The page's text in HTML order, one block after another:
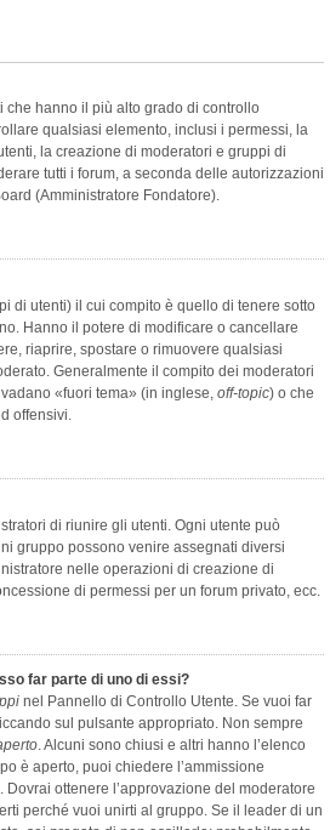
che hanno il più alto grado di controllo
qualsiasi elemento, inclusi i permessi, la
la creazione di moderatori e gruppi di
tutti i forum, a seconda delle autorizzazioni
(Amministratore Fondatore).
di utenti) il cui compito è quello di tenere sotto
Hanno il potere di modificare o cancellare
riaprire, spostare o rimuovere qualsiasi
Generalmente il compito dei moderatori
«fuori tema» (in inglese, off-topic) o che
offensivi.
di riunire gli utenti. Ogni utente può
gruppo possono venire assegnati diversi
nelle operazioni di creazione di
di permessi per un forum privato, ecc.
far parte di uno di essi?
nel Pannello di Controllo Utente. Se vuoi far
sul pulsante appropriato. Non sempre
. Alcuni sono chiusi e altri hanno l’elenco
è aperto, puoi chiedere l’ammissione
ottenere l’approvazione del moderatore
perché vuoi unirti al gruppo. Se il leader di un